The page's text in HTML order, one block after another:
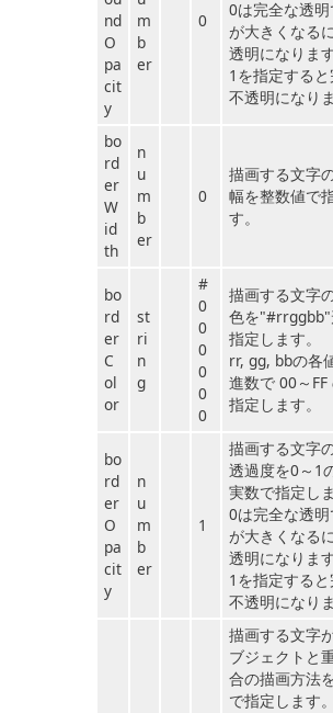
nd
O
pa
cit
y
m
b
er
0
0は完全な透
が大きくなる
透明になります
1を指定する
不透明になりま
bo
rd
er
W
id
th
n
u
m
b
er
0
描画する文字
幅を整数値で
す。
bo
rd
er
C
ol
or
st
ri
n
g
#
0
0
0
0
0
0
描画する文字
色を"#rrggbb"
指定します。
rr, gg, bbの各
進数で 00～FF
指定します。
bo
rd
er
O
pa
cit
y
n
u
m
b
er
1
描画する文字
透過度を0～1
実数で指定しま
0は完全な透
が大きくなる
透明になります
1を指定する
不透明になりま
描画する文字
ブジェクトと
合の描画方法
で指定します。